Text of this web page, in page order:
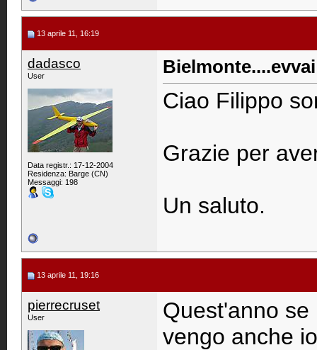
13 aprile 11, 16:19
dadasco
User
Data registr.: 17-12-2004
Residenza: Barge (CN)
Messaggi: 198
Ciao Filippo
Grazie per
Un saluto.
13 aprile 11, 19:16
pierrecruset
User
Quest'anno
vengo anche